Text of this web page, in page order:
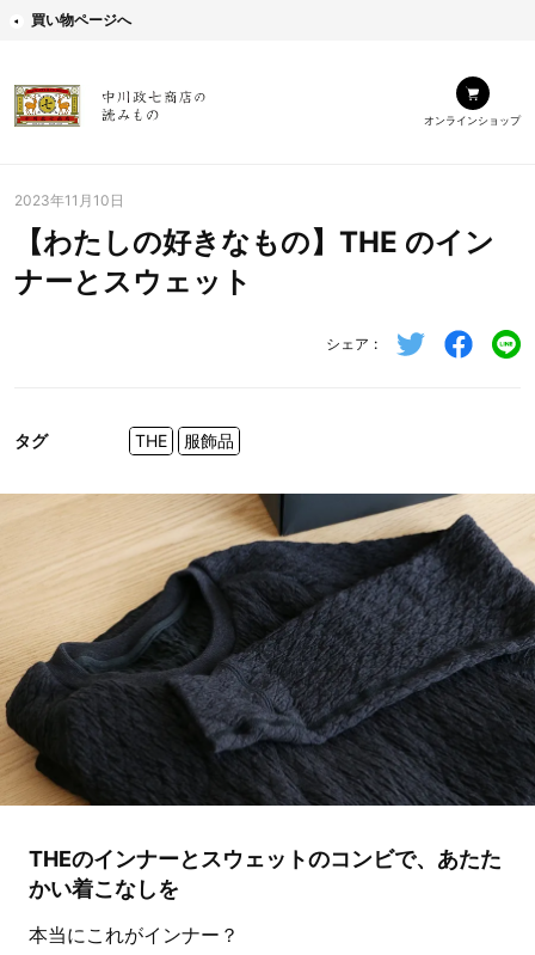
買い物ページへ
オンラインショップ
2023年11月10日
【わたしの好きなもの】THE のイン
ナーとスウェット
シェア
タグ THE 服飾品
THEのインナーとスウェットのコンビで、あたた
かい着こなしを
本当にこれがインナー？